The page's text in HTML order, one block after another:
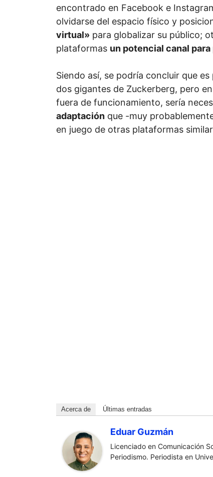
encontrado en Facebook e
olvidarse del espacio físico y
virtual» para globalizar su público;
plataformas un potencial canal
Siendo así, se podría concluir que
dos gigantes de Zuckerberg, pero
fuera de funcionamiento, sería
adaptación que -muy
en juego de otras plataformas
Acerca de Últimas entradas
Eduar Guzmán
Licenciado en Comunicación
Periodismo. Periodista en